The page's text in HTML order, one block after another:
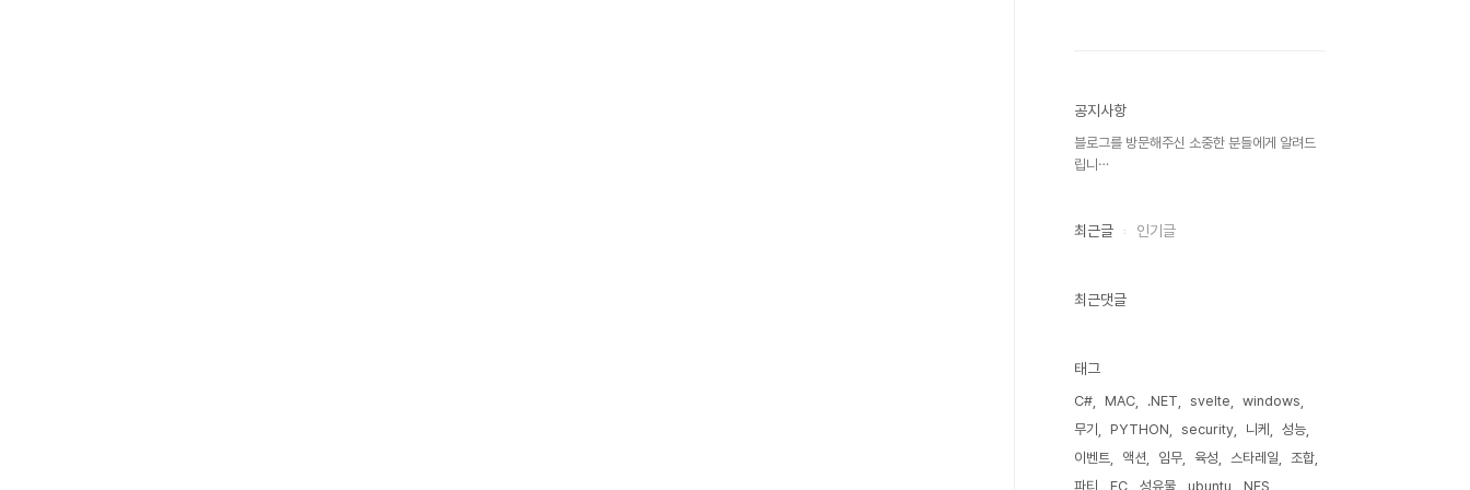
공지사항
블로그를 방문해주신 소중한 분들에게 알려드
립니⋯
최근글 인기글
최근댓글
태그
C# MAC .NET svelte
windows
무기
PYTHON security 니케
성능
이벤트
액션 임무 육성 스타레일
조합
파티
FC 성유물 ubuntu NES